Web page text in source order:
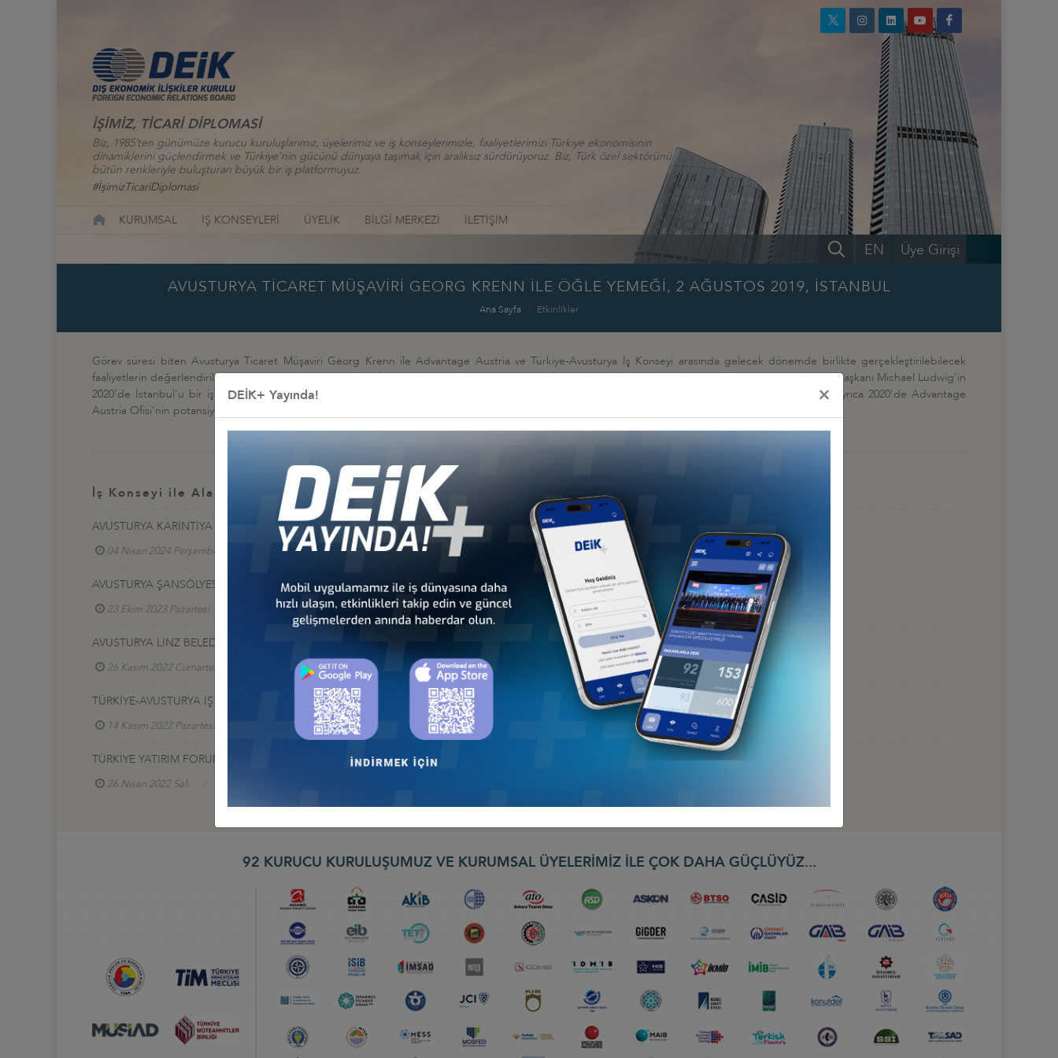
İŞİMİZ, TİCARİ DİPLOMASİ
Biz, 1985’ten günümüze kurucu kuruluşlarımız, üyelerimiz ve iş konseylerimizle, faaliyetlerimizi Türkiye ekonomisinin
dinamiklerini güçlendirmek ve Türkiye’nin gücünü dünyaya taşımak için aralıksız sürdürüyoruz. Biz, Türk özel sektörünü
bütün renkleriyle buluşturan büyük bir iş platformuyuz.
#İşimizTicariDiplomasi
KURUMSAL İŞ KONSEYLERİ ÜYELİK BİLGİ MERKEZİ İLETİŞİM
Üye Girişi
EN
AVUSTURYA TİCARET MÜŞAVİRİ GEORG KRENN İLE ÖĞLE YEMEĞİ, 2 AĞUSTOS 2019, İSTANBUL
Ana Sayfa Etkinlikler
Görev süresi biten Avusturya Ticaret Müşaviri Georg Krenn ile Advantage Austria ve Türkiye-Avusturya İş Konseyi arasında gelecek dönemde birlikte gerçekleştirilebilecek
faaliyetlerin değerlendirilmesi amacıyla 2 Ağustos 2019'da İstanbul'da bir öğle yemeği gerçekleştirildi. Söz konusu yemek kapsamında, Viyana Belediye Başkanı Michael Ludwig'in
2020'de İstanbul'u bir iş dünyası heyetiyle birlikte ziyaret edeceği paylaşıldı. Heyetin Viyana Ticaret Odası tarafından organize edileceği belirtildi. Ayrıca 2020'de Advantage
Austria Ofisi'nin potansiyel faaliyetleri hakkında DEİK ile bilgi paylaşmasına karar verildi.
İş Konseyi ile Alakalı Diğer Etkinlikler
AVUSTURYA KARİNTİYA TİCARET ODASI İLE İŞ BİRLİĞİ FIRSATLARI VE İKİLİ FİRMA GÖRÜŞMELERİ
04 Nisan 2024 Perşembe Türkiye - Avusturya İş Konseyi
AVUSTURYA ŞANSÖLYESİ İLE TÜRKİYE-AVUSTURYA İŞ KONSEYİ YUVARLAK MASA TOPLANTISI, 10 EKİM 2023, ANKARA
23 Ekim 2023 Pazartesi Türkiye - Avusturya İş Konseyi
AVUSTURYA LİNZ BELEDİYE BAŞKANI KLAUS LUGER İLE ÇALIŞMA KAHVALTISI, 26 KASIM 2022, İSTANBUL
26 Kasım 2022 Cumartesi Türkiye - Avusturya İş Konseyi
TÜRKİYE-AVUSTURYA İŞ KONSEYİ’NİN HEYET ZİYARETİ KAPSAMINDAKİ TEMASLAR, 14 KASIM 2022, VİYANA
14 Kasım 2022 Pazartesi Türkiye - Avusturya İş Konseyi
TÜRKİYE YATIRIM FORUMU, 26-27 NİSAN 2022, SALZBURG-WİEN
26 Nisan 2022 Salı
92 KURUCU KURULUŞUMUZ VE KURUMSAL ÜYELERİMİZ İLE ÇOK DAHA GÜÇLÜYÜZ...
DEİK+ Yayında! ×